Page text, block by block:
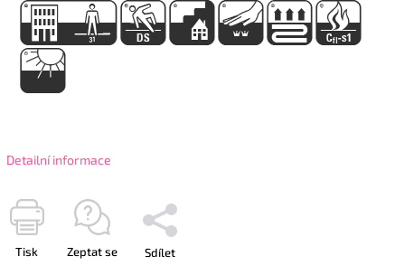
Detailní informace
Tisk Zeptat se Sdílet